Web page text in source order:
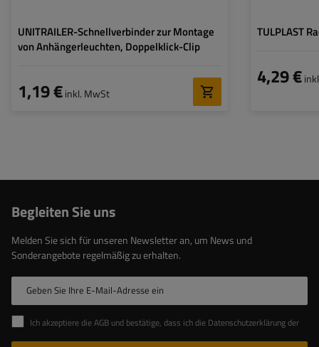
UNITRAILER-Schnellverbinder zur Montage
von Anhängerleuchten, Doppelklick-Clip
1,19 €inkl. MwSt
TULPLAST
4,29 €
Begleiten Sie uns
Melden Sie sich für unseren Newsletter an, um News und
Sonderangebote regelmäßig zu erhalten.
Geben Sie Ihre E-Mail-Adresse ein
Ich akzeptiere die AGB und bestätige, dass ich die Datenschutzerklärung der Website zur Kenntnis genommen habe